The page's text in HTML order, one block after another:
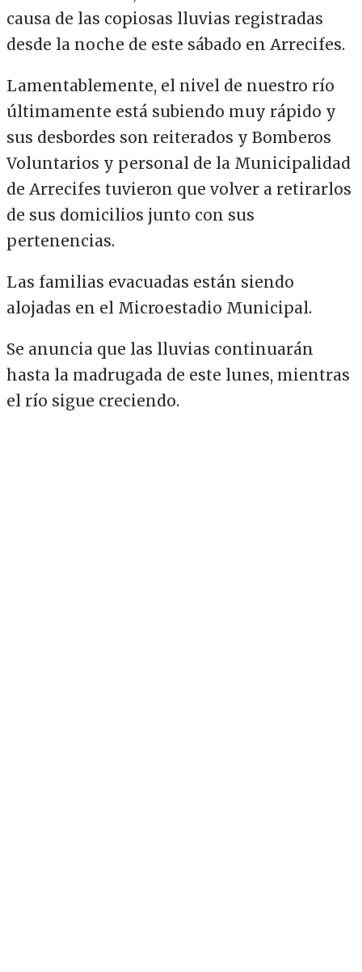
causa de las copiosas lluvias registradas
desde la noche de este sábado en Arrecifes.
Lamentablemente, el nivel de nuestro río
últimamente está subiendo muy rápido y
sus desbordes son reiterados y Bomberos
Voluntarios y personal de la Municipalidad
de Arrecifes tuvieron que volver a retirarlos
de sus domicilios junto con sus
pertenencias.
Las familias evacuadas están siendo
alojadas en el Microestadio Municipal.
Se anuncia que las lluvias continuarán
hasta la madrugada de este lunes, mientras
el río sigue creciendo.